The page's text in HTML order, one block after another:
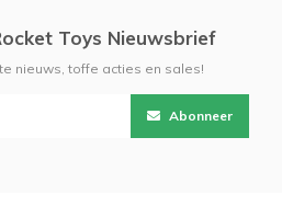
Toys Nieuwsbrief
nieuws, toffe acties en sales!
Abonneer